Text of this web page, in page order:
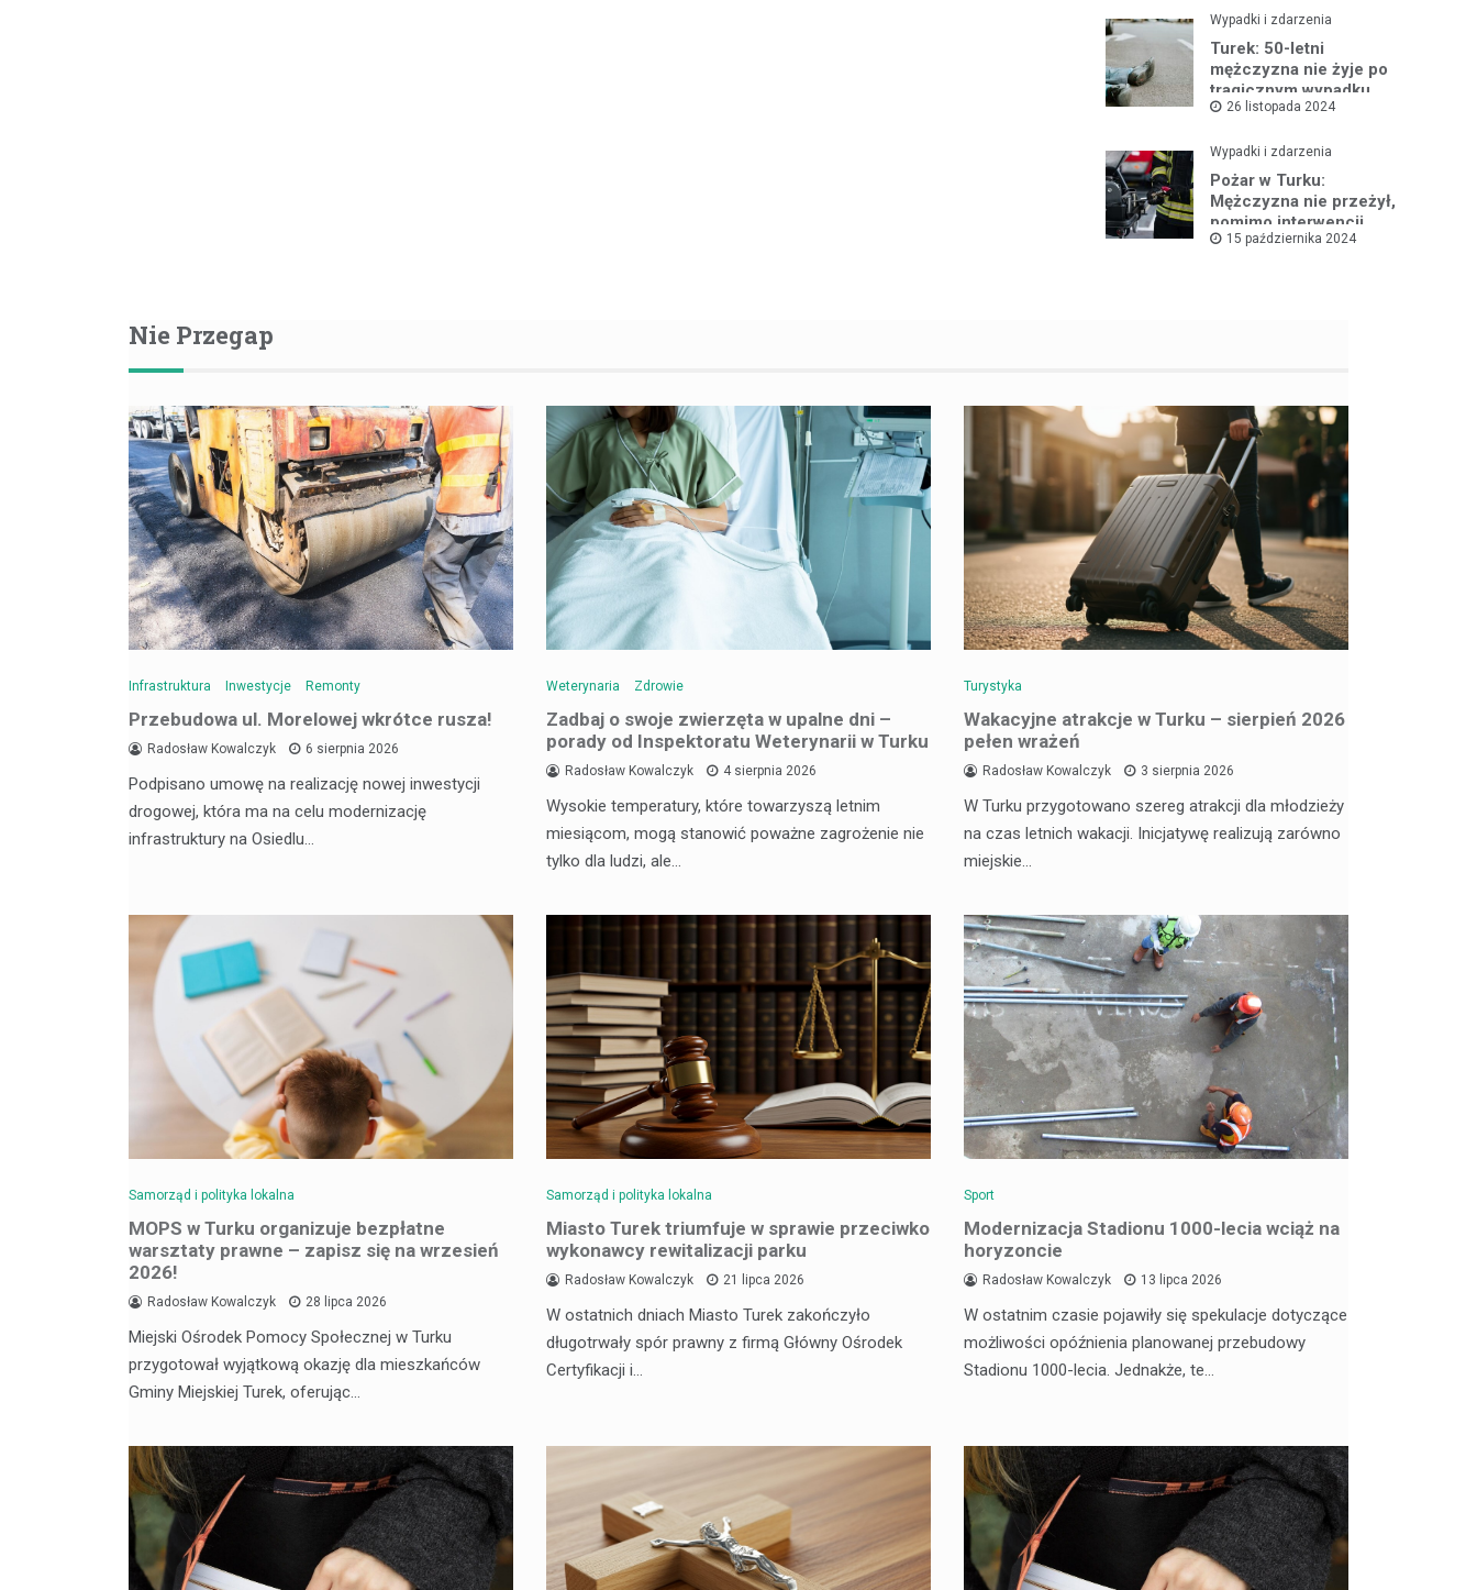
rozprzestrzenianie się
ognia
Wypadki i zdarzenia
Turek: 50-letni
mężczyzna nie żyje po
tragicznym wypadku
samochodowym
26 listopada 2024
Wypadki i zdarzenia
Pożar w Turku:
Mężczyzna nie przeżył,
pomimo interwencji
straży pożarnej
15 października 2024
Nie Przegap
Infrastruktura Inwestycje Remonty
Przebudowa ul. Morelowej wkrótce rusza!
Radosław Kowalczyk 6 sierpnia 2026
Podpisano umowę na realizację nowej inwestycji
drogowej, która ma na celu modernizację
infrastruktury na Osiedlu…
Weterynaria Zdrowie
Zadbaj o swoje zwierzęta w upalne dni –
porady od Inspektoratu Weterynarii w Turku
Radosław Kowalczyk 4 sierpnia 2026
Wysokie temperatury, które towarzyszą letnim
miesiącom, mogą stanowić poważne zagrożenie nie
tylko dla ludzi, ale…
Turystyka
Wakacyjne atrakcje w Turku – sierpień 2026
pełen wrażeń
Radosław Kowalczyk 3 sierpnia 2026
W Turku przygotowano szereg atrakcji dla młodzieży
na czas letnich wakacji. Inicjatywę realizują zarówno
miejskie…
Samorząd i polityka lokalna
MOPS w Turku organizuje bezpłatne
warsztaty prawne – zapisz się na wrzesień
2026!
Radosław Kowalczyk 28 lipca 2026
Miejski Ośrodek Pomocy Społecznej w Turku
przygotował wyjątkową okazję dla mieszkańców
Gminy Miejskiej Turek, oferując…
Samorząd i polityka lokalna
Miasto Turek triumfuje w sprawie przeciwko
wykonawcy rewitalizacji parku
Radosław Kowalczyk 21 lipca 2026
W ostatnich dniach Miasto Turek zakończyło
długotrwały spór prawny z firmą Główny Ośrodek
Certyfikacji i…
Sport
Modernizacja Stadionu 1000-lecia wciąż na
horyzoncie
Radosław Kowalczyk 13 lipca 2026
W ostatnim czasie pojawiły się spekulacje dotyczące
możliwości opóźnienia planowanej przebudowy
Stadionu 1000-lecia. Jednakże, te…